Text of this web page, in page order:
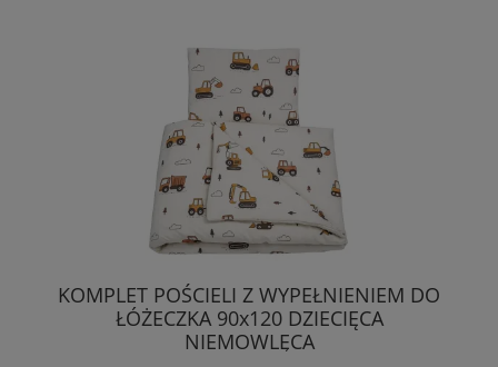
KOMPLET POŚCIELI Z WYPEŁNIENIEM DO
ŁÓŻECZKA 90x120 DZIECIĘCA
NIEMOWLĘCA